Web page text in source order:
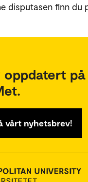
disputasen finn du
oppdatert
vårt nyhetsbrev!